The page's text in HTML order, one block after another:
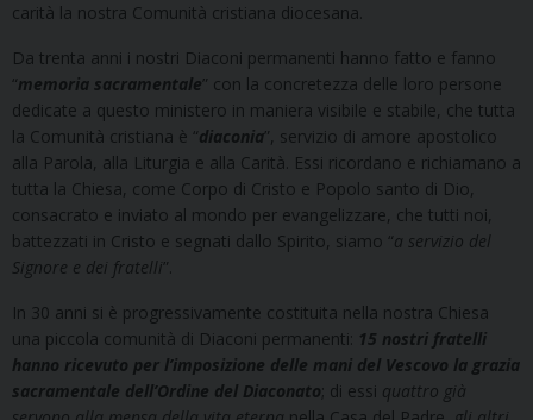
carità la nostra Comunità cristiana diocesana.
Da trenta anni i nostri Diaconi permanenti hanno fatto e fanno
“memoria sacramentale” con la concretezza delle loro persone
dedicate a questo ministero in maniera visibile e stabile, che tutta
la Comunità cristiana è “diaconia”, servizio di amore apostolico
alla Parola, alla Liturgia e alla Carità. Essi ricordano e richiamano a
tutta la Chiesa, come Corpo di Cristo e Popolo santo di Dio,
consacrato e inviato al mondo per evangelizzare, che tutti noi,
battezzati in Cristo e segnati dallo Spirito, siamo “a servizio del
Signore e dei fratelli”.
In 30 anni si è progressivamente costituita nella nostra Chiesa
una piccola comunità di Diaconi permanenti: 15 nostri fratelli
hanno ricevuto per l’imposizione delle mani del Vescovo la grazia
sacramentale dell’Ordine del Diaconato; di essi quattro già